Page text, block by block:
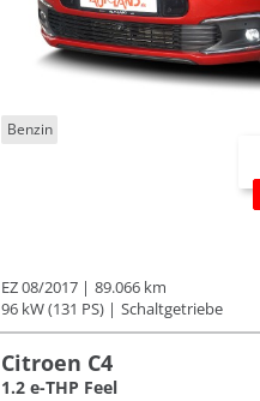
Benzin
EZ 08/2017
89.066 km
96 kW (131 PS)
Schaltgetriebe
Citroen C4
1.2 e-THP Feel